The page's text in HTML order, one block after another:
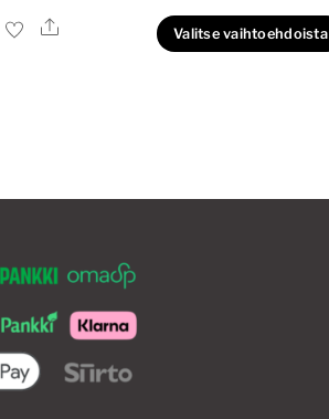
Ale Valitse vaihtoehdoista